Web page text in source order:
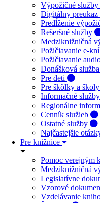
Výpožičné služby
Digitálny preukaz
Predĺženie
Rešeršné služby
Medziknižničná
Požičiavanie e-
Požičiavanie
Donášková služba
Pre deti
Pre škôlky a školy
Informačné služby
Regionálne
Cenník služieb
Ostatné služby
Najčastejšie
Pre knižnice
Pomoc verejným
Medziknižničná
Legislatívne
Vzorové
Vzdelávanie